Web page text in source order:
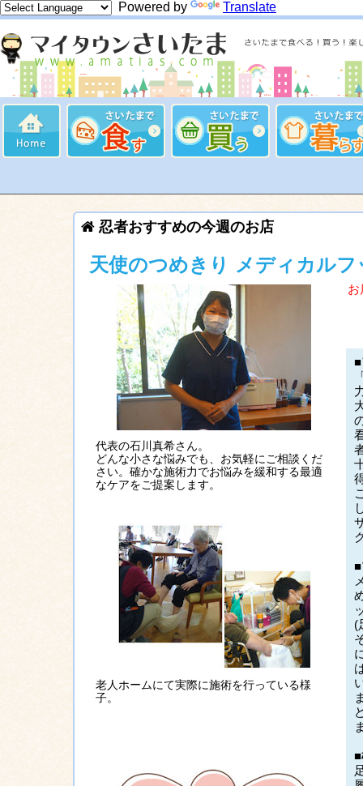
Powered by Translate
忍者おすすめの今週のお店
天使のつめきり メディカル
代表の石川真希さん。
どんな小さな悩みでも、お気軽にご相談くだ
さい。確かな施術力でお悩みを緩和する最適
なケアをご提案します。
老人ホームにて実際に施術を行っている様
子。
お
(